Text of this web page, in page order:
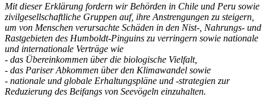
Mit dieser Erklärung fordern wir Behörden in Chile und Peru sowie
zivilgesellschaftliche Gruppen auf, ihre Anstrengungen zu steigern,
um von Menschen verursachte Schäden in den Nist-, Nahrungs- und
Rastgebieten des Humboldt-Pinguins zu verringern sowie nationale
und internationale Verträge wie
- das Übereinkommen über die biologische Vielfalt,
- das Pariser Abkommen über den Klimawandel sowie
- nationale und globale Erhaltungspläne und -strategien zur
Reduzierung des Beifangs von Seevögeln einzuhalten.